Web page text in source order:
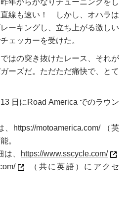
年からかなりチューニングをし
線も速い！ しかし、オハラは
ーキングし、立ち上がる激しい
ェッカーを受けた。
はの突き抜けたレース、それが
ーズだ。ただただ痛快で、とて
日にRoad America でのラウン
https://motoamerica.com/ （英
。
、
https://www.sscycle.com/
（共に英語）にアクセ